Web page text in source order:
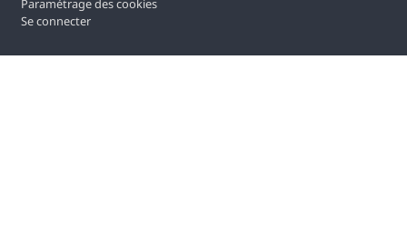
Paramétrage des cookies
Se connecter